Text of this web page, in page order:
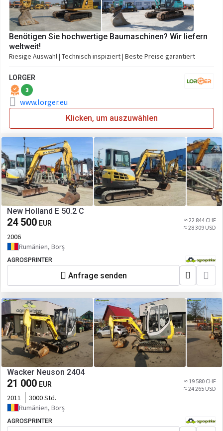
Benötigen Sie hochwertige Baumaschinen? Wir liefern
weltweit!
Riesige Auswahl | Technisch inspiziert | Beste Preise garantiert
LORGER
3
www.lorger.eu
Klicken, um auszuwählen
New Holland E 50.2 C
24 500 EUR
≈ 22 844 CHF
≈ 28 309 USD
2006
Rumänien, Borș
AGROSPRINTER
Anfrage senden
Wacker Neuson 2404
21 000 EUR
≈ 19 580 CHF
≈ 24 265 USD
2011
3000 Std.
Rumänien, Borș
AGROSPRINTER